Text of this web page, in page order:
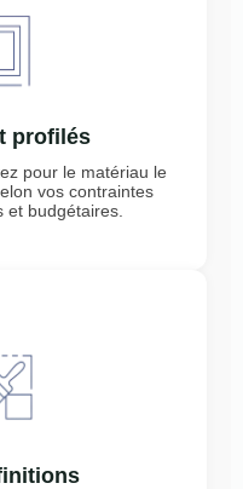
profilés
pour le matériau le
vos contraintes
et budgétaires.